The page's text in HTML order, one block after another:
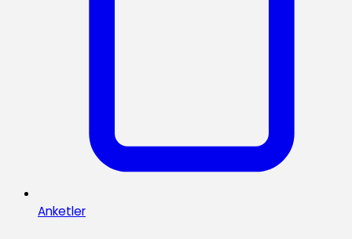
Anketler